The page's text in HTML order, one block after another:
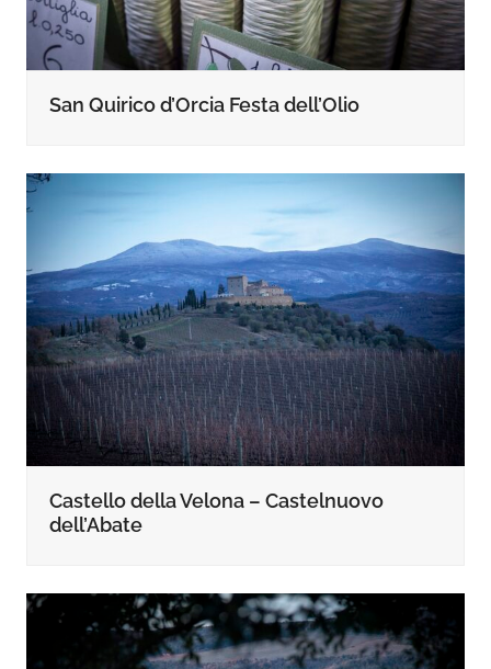
San Quirico d’Orcia Festa dell’Olio
Castello della Velona – Castelnuovo
dell’Abate